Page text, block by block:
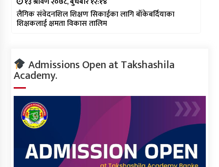
लैंगिक संवेदनशिल शिक्षण सिकाईका लागि बाँकेबर्दियाका
शिक्षकलाई क्षमता विकास तालिम
Admissions Open at Takshashila
Academy.